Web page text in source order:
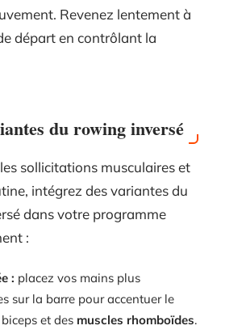
Revenez lentement à
départ en contrôlant la
du rowing inversé
sollicitations musculaires et
intégrez des variantes du
dans votre programme
:
: placez vos mains plus
sur la barre pour accentuer le
et des muscles rhomboïdes.